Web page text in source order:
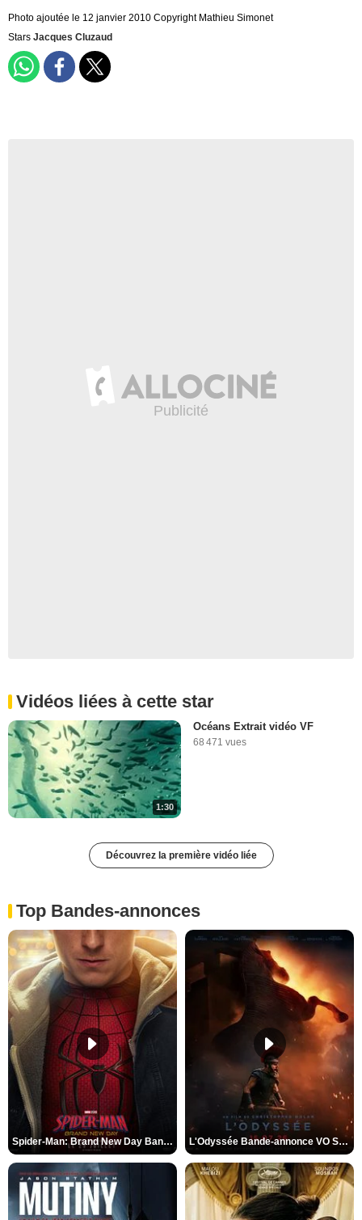
Photo ajoutée le 12 janvier 2010 Copyright Mathieu Simonet
Stars Jacques Cluzaud
Vidéos liées à cette star
1:30
Océans Extrait vidéo VF
68 471 vues
Découvrez la première vidéo liée
Top Bandes-annonces
Spider-Man: Brand New Day Bande-annonce VO STFR L'Odyssée Bande-annonce VO STFR